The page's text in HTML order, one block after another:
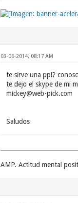
03-06-2014, 08:17 AM
te sirve una ppi?
te dejo el skype de mi
mickey@web-pick.com
Saludos
AMP. Actitud mental